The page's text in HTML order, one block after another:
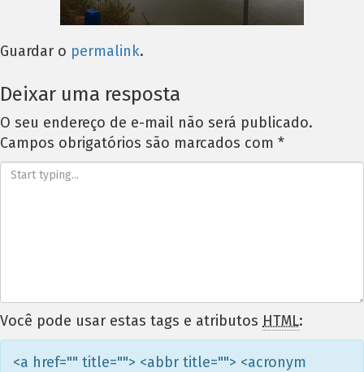
Guardar o permalink.
Deixar uma resposta
O seu endereço de e-mail não será publicado.
Campos obrigatórios são marcados com *
Você pode usar estas tags e atributos HTML:
<a href="" title=""> <abbr title=""> <acronym